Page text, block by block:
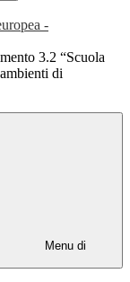
-
3.2 “Scuola
di
Menu di